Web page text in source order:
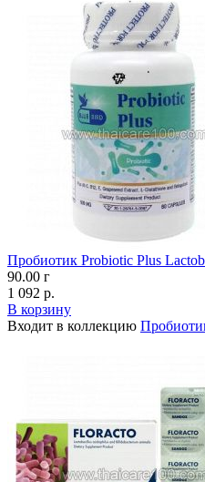
Пробиотик Probiotic Plus
90.00 г
1 092 р.
В корзину
Входит в коллекцию